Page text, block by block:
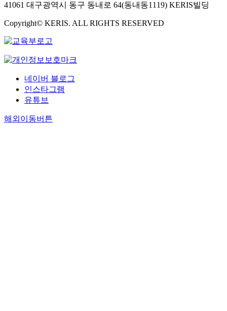
41061 대구광역시 동구 동내로 64(동내동1119) KERIS빌딩
Copyright© KERIS. ALL RIGHTS RESERVED
네이버 블로그
인스타그램
유튜브
해외이동버튼